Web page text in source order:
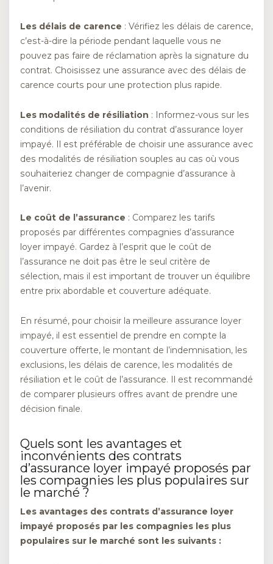
Les délais de carence : Vérifiez les délais de carence,
c’est-à-dire la période pendant laquelle vous ne
pouvez pas faire de réclamation après la signature du
contrat. Choisissez une assurance avec des délais de
carence courts pour une protection plus rapide.
Les modalités de résiliation : Informez-vous sur les
conditions de résiliation du contrat d’assurance loyer
impayé. Il est préférable de choisir une assurance avec
des modalités de résiliation souples au cas où vous
souhaiteriez changer de compagnie d’assurance à
l’avenir.
Le coût de l’assurance : Comparez les tarifs
proposés par différentes compagnies d’assurance
loyer impayé. Gardez à l’esprit que le coût de
l’assurance ne doit pas être le seul critère de
sélection, mais il est important de trouver un équilibre
entre prix abordable et couverture adéquate.
En résumé, pour choisir la meilleure assurance loyer
impayé, il est essentiel de prendre en compte la
couverture offerte, le montant de l’indemnisation, les
exclusions, les délais de carence, les modalités de
résiliation et le coût de l’assurance. Il est recommandé
de comparer plusieurs offres avant de prendre une
décision finale.
Quels sont les avantages et
inconvénients des contrats
d’assurance loyer impayé proposés par
les compagnies les plus populaires sur
le marché ?
Les avantages des contrats d’assurance loyer
impayé proposés par les compagnies les plus
populaires sur le marché sont les suivants :